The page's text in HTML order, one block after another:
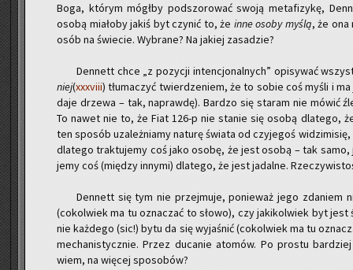
Boga, któ­rym mógł­by pod­szo­ro­wać swoją me­ta­fi­zy­kę,
osobą mia­ło­by jakiś byt czy­nić to, że inne osoby myślą, że
osób na świe­cie. Wy­bra­ne? Na ja­kiej za­sa­dzie?
Den­nett chce „z po­zy­cji in­ten­cjo­nal­nych” opi­sy­wać
niej(xxxviii) tłu­ma­czyć twier­dze­niem, że to sobie coś myśli i
da­je drze­wa – tak, na­praw­dę). Bar­dzo się sta­ram nie mówić
To nawet nie to, że Fiat 126-p nie sta­nie się osobą dla­te­go,
ten spo­sób uza­leż­nia­my na­tu­rę świa­ta od czy­je­goś
dla­te­go trak­tu­je­my coś jako osobę, że jest osobą – tak
jemy coś (mię­dzy in­ny­mi) dla­te­go, że jest ja­dal­ne.
Den­nett się tym nie przej­mu­je, po­nie­waż jego zda­niem
(co­kol­wiek ma tu ozna­czać to słowo), czy ja­ki­kol­wiek byt
nie każ­de­go (sic!) bytu da się wy­ja­śnić (co­kol­wiek ma tu
me­cha­ni­stycz­nie. Przez du­ca­nie ato­mów. Po pro­stu
wiem, na wię­cej spo­so­bów?